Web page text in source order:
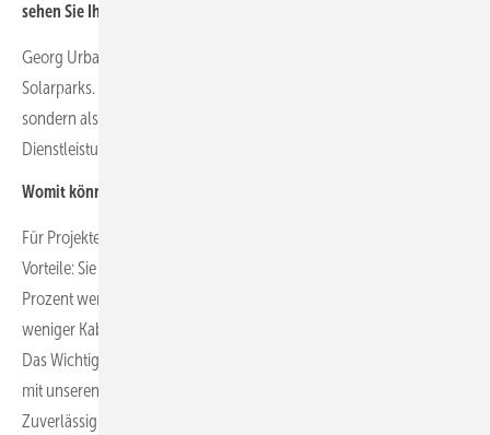
sehen Sie Ihren Platz im Markt?
Georg Urban: Bei uns dreht sich alles um die Verkabelung großer
Solarparks. Wir verstehen uns aber nicht als reiner Kabellieferant,
sondern als Anbieter von Engineering und anderen
Dienstleistungen. Es geht darum, die Verkabelung zu optimieren.
Womit können Sie bei Ihren Kunden besonders punkten?
Für Projektentwickler ergeben sich daraus im Wesentlichen drei
Vorteile: Sie können Solarparks in kürzerer Zeit und mit bis zu 50
Prozent weniger Arbeitszeit verkabeln. Außerdem benötigen sie
weniger Kabel und können bis zu 33 Prozent Material einsparen.
Das Wichtigste für den europäischen Markt ist aus meiner Sicht, dass
mit unseren maßgeschneiderten Lösungen die Qualität und
Zuverlässigkeit der Anlage deutlich erhöht wird.